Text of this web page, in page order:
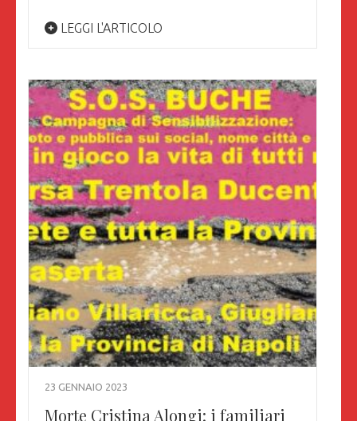
LEGGI L'ARTICOLO
23 GENNAIO 2023
Morte Cristina Alongi: i familiari